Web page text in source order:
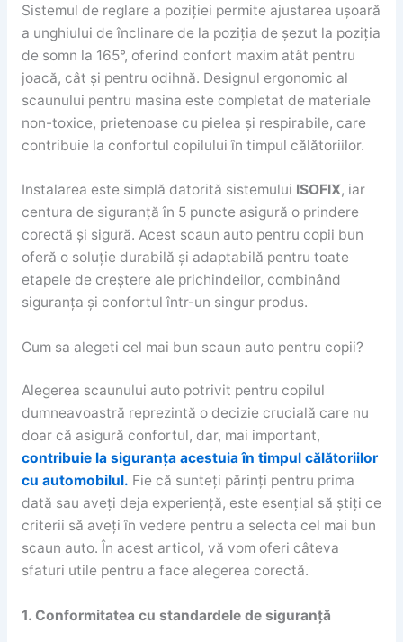
Sistemul de reglare a poziției permite ajustarea ușoară
a unghiului de înclinare de la poziția de șezut la poziția
de somn la 165°, oferind confort maxim atât pentru
joacă, cât și pentru odihnă. Designul ergonomic al
scaunului pentru masina este completat de materiale
non-toxice, prietenoase cu pielea și respirabile, care
contribuie la confortul copilului în timpul călătoriilor.
Instalarea este simplă datorită sistemului ISOFIX, iar
centura de siguranță în 5 puncte asigură o prindere
corectă și sigură. Acest scaun auto pentru copii bun
oferă o soluție durabilă și adaptabilă pentru toate
etapele de creștere ale prichindeilor, combinând
siguranța și confortul într-un singur produs.
Cum sa alegeti cel mai bun scaun auto pentru copii?
Alegerea scaunului auto potrivit pentru copilul
dumneavoastră reprezintă o decizie crucială care nu
doar că asigură confortul, dar, mai important,
contribuie la siguranța acestuia în timpul călătoriilor
cu automobilul. Fie că sunteți părinți pentru prima
dată sau aveți deja experiență, este esențial să știți ce
criterii să aveți în vedere pentru a selecta cel mai bun
scaun auto. În acest articol, vă vom oferi câteva
sfaturi utile pentru a face alegerea corectă.
1. Conformitatea cu standardele de siguranță